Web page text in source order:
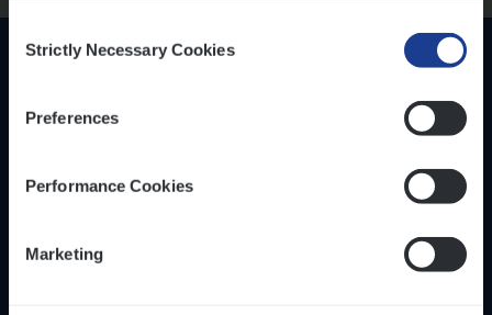
Selection
Strictly Necessary Cookies
Preferences
Performance Cookies
Marketing
Provincie Limburg
Duur­zaam­heid